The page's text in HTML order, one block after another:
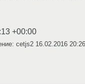
+00:00
cetjs2 16.02.2016